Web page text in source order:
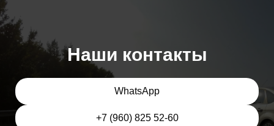
Наши контакты
WhatsApp
+7 (960) 825 52-60